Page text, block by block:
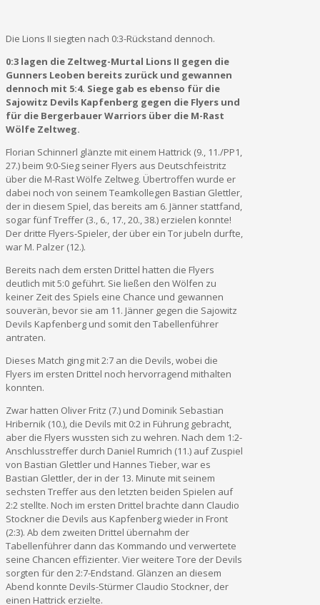
Die Lions II siegten nach 0:3-Rückstand dennoch.
0:3 lagen die Zeltweg-Murtal Lions II gegen die
Gunners Leoben bereits zurück und gewannen
dennoch mit 5:4. Siege gab es ebenso für die
Sajowitz Devils Kapfenberg gegen die Flyers und
für die Bergerbauer Warriors über die M-Rast
Wölfe Zeltweg.
Florian Schinnerl glänzte mit einem Hattrick (9., 11./PP1,
27.) beim 9:0-Sieg seiner Flyers aus Deutschfeistritz
über die M-Rast Wölfe Zeltweg. Übertroffen wurde er
dabei noch von seinem Teamkollegen Bastian Glettler,
der in diesem Spiel, das bereits am 6. Jänner stattfand,
sogar fünf Treffer (3., 6., 17., 20., 38.) erzielen konnte!
Der dritte Flyers-Spieler, der über ein Tor jubeln durfte,
war M. Palzer (12.).
Bereits nach dem ersten Drittel hatten die Flyers
deutlich mit 5:0 geführt. Sie ließen den Wölfen zu
keiner Zeit des Spiels eine Chance und gewannen
souverän, bevor sie am 11. Jänner gegen die Sajowitz
Devils Kapfenberg und somit den Tabellenführer
antraten.
Dieses Match ging mit 2:7 an die Devils, wobei die
Flyers im ersten Drittel noch hervorragend mithalten
konnten.
Zwar hatten Oliver Fritz (7.) und Dominik Sebastian
Hribernik (10.), die Devils mit 0:2 in Führung gebracht,
aber die Flyers wussten sich zu wehren. Nach dem 1:2-
Anschlusstreffer durch Daniel Rumrich (11.) auf Zuspiel
von Bastian Glettler und Hannes Tieber, war es
Bastian Glettler, der in der 13. Minute mit seinem
sechsten Treffer aus den letzten beiden Spielen auf
2:2 stellte. Noch im ersten Drittel brachte dann Claudio
Stockner die Devils aus Kapfenberg wieder in Front
(2:3). Ab dem zweiten Drittel übernahm der
Tabellenführer dann das Kommando und verwertete
seine Chancen effizienter. Vier weitere Tore der Devils
sorgten für den 2:7-Endstand. Glänzen an diesem
Abend konnte Devils-Stürmer Claudio Stockner, der
einen Hattrick erzielte.